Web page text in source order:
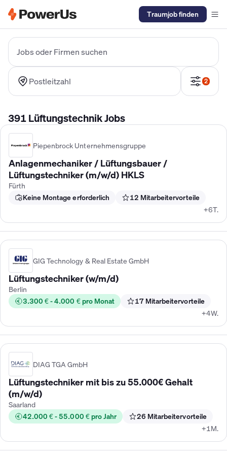
Traumjob finden
Jobs oder Firmen suchen
Postleitzahl 2
391 Lüftungstechnik Jobs
Piepenbrock Unternehmensgruppe
Anlagenmechaniker / Lüftungsbauer /
Lüftungstechniker (m/w/d) HKLS
Fürth
Keine Montage erforderlich
12 Mitarbeitervorteile
+6T.
GIG Technology & Real Estate GmbH
Lüftungstechniker (w/m/d)
Berlin
3.300 € - 4.000 € pro Monat
17 Mitarbeitervorteile
+4W.
DIAG TGA GmbH
Lüftungstechniker mit bis zu 55.000€ Gehalt
(m/w/d)
Saarland
42.000 € - 55.000 € pro Jahr
26 Mitarbeitervorteile
+1M.